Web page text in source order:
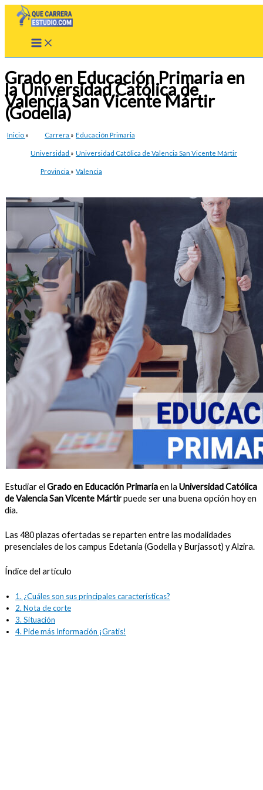
Grado en Educación Primaria en
la Universidad Católica de
Valencia San Vicente Mártir
(Godella)
Inicio » Carrera » Educación Primaria
Universidad » Universidad Católica de Valencia San Vicente Mártir
Provincia » Valencia
Estudiar el Grado en Educación Primariaen la Universidad Católica
de Valencia San Vicente Mártirpuede ser una buena opción hoy en
día.
Las 480 plazas ofertadas se reparten entre las modalidades
presenciales de los campus Edetania (Godella y Burjassot) y Alzira.
Índice del artículo
1. ¿Cuáles son sus principales características?
2. Nota de corte
3. Situación
4. Pide más Información ¡Gratis!